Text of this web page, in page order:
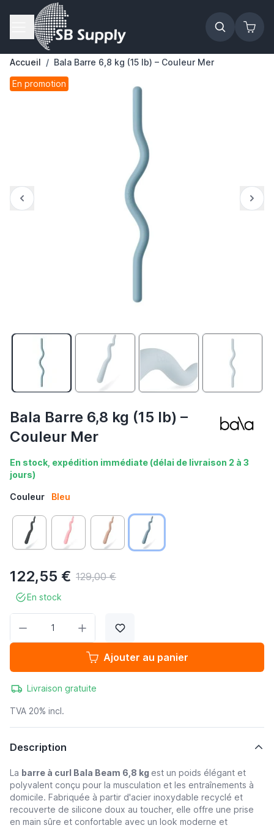
Allez au contenu
Accueil / Bala Barre 6,8 kg (15 lb) – Couleur Mer
En promotion
Bala Barre 6,8 kg (15 lb) –
Couleur Mer
En stock, expédition immédiate (délai de livraison 2 à 3
jours)
Couleur Bleu
122,55 € 129,00 €
En stock
Ajouter au panier
Livraison gratuite
TVA 20% incl.
Description
La barre à curl Bala Beam 6,8 kg est un poids élégant et
polyvalent conçu pour la musculation et les entraînements à
domicile. Fabriquée à partir d'acier inoxydable recyclé et
recouverte de silicone doux au toucher, elle offre une prise
en main sûre et confortable avec un look moderne et